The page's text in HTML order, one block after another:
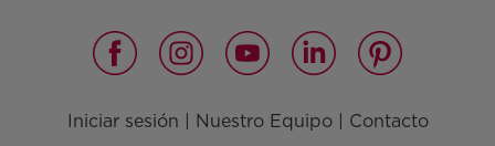
Iniciar sesión Nuestro Equipo| Contacto